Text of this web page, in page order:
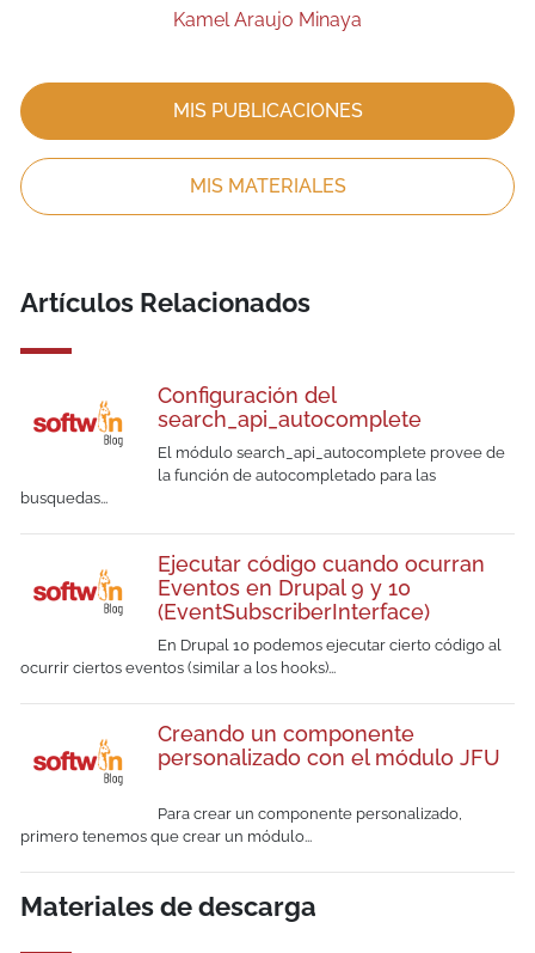
Kamel Araujo Minaya
MIS PUBLICACIONES
MIS MATERIALES
Artículos Relacionados
Configuración del
search_api_autocomplete
El módulo search_api_autocomplete provee de
la función de autocompletado para las
busquedas...
Ejecutar código cuando ocurran
Eventos en Drupal 9 y 10
(EventSubscriberInterface)
En Drupal 10 podemos ejecutar cierto código al
ocurrir ciertos eventos (similar a los hooks)...
Creando un componente
personalizado con el módulo JFU
Para crear un componente personalizado,
primero tenemos que crear un módulo...
Materiales de descarga